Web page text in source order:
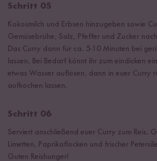
Schritt 05
Kokosmilch und Erbsen hinzugeben sowie
Gemüsebrühe, Salz, Pfeffer und Zucker
Das Curry dann für ca. 5-10 Minuten bei
lassen. Bei Bedarf könnt ihr zum eindicken
etwas Wasser auflösen, dann in euer Curry
aufkochen lassen.
Schritt 06
Serviert anschließend euer Curry zum Reis.
Limetten, Paprikaflocken und frischer
Guten Reishunger!